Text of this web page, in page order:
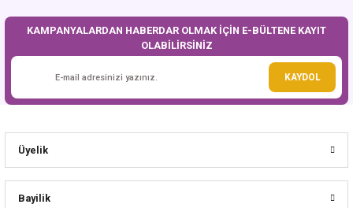
KAMPANYALARDAN HABERDAR OLMAK İÇİN E-BÜLTENE KAYIT
OLABİLİRSİNİZ
KAYDOL
Üyelik
Bayilik